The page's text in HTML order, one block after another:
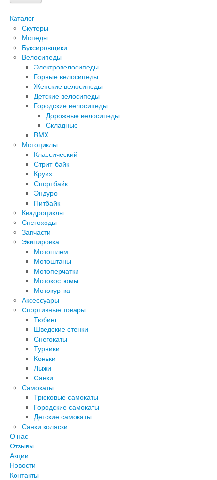
Каталог
Скутеры
Мопеды
Буксировщики
Велосипеды
Электровелосипеды
Горные велосипеды
Женские велосипеды
Детские велосипеды
Городские велосипеды
Дорожные велосипеды
Складные
BMX
Мотоциклы
Классический
Стрит-байк
Круиз
Спортбайк
Эндуро
Питбайк
Квадроциклы
Снегоходы
Запчасти
Экипировка
Мотошлем
Мотоштаны
Мотоперчатки
Мотокостюмы
Мотокуртка
Аксессуары
Спортивные товары
Тюбинг
Шведские стенки
Снегокаты
Турники
Коньки
Лыжи
Санки
Самокаты
Трюковые самокаты
Городские самокаты
Детские самокаты
Санки коляски
О нас
Отзывы
Акции
Новости
Контакты